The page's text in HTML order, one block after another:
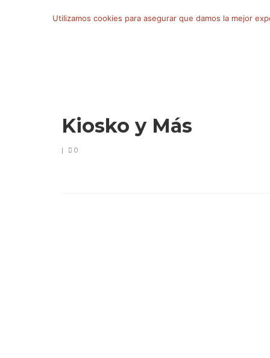
por:
Kiosko y Más
| 0
Utilizamos cookies para asegurar que damos la mejor